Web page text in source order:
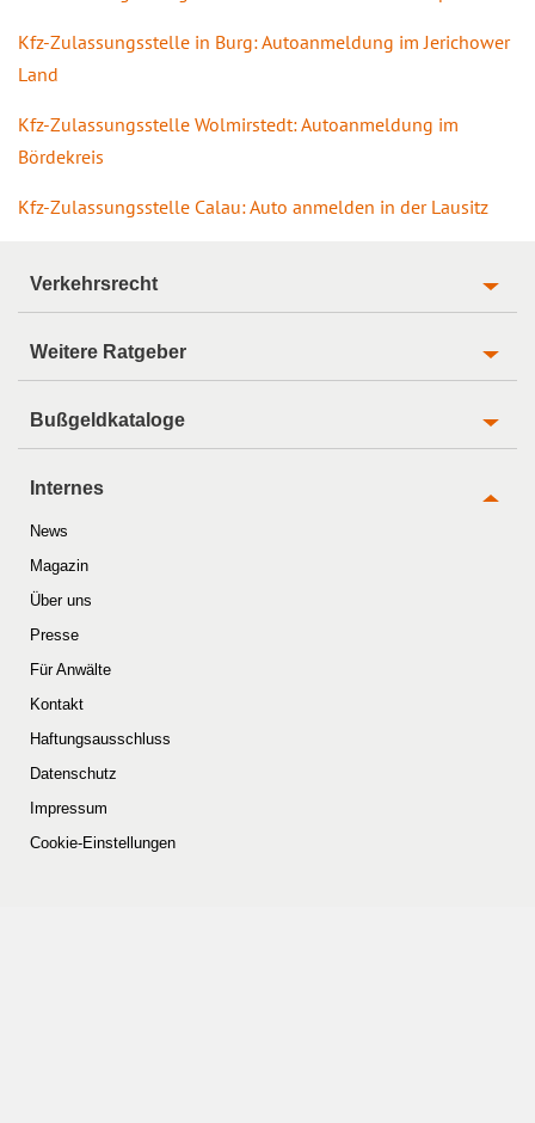
Kfz-Zulassungsstelle in Burg: Autoanmeldung im Jerichower
Land
Kfz-Zulassungsstelle Wolmirstedt: Autoanmeldung im
Bördekreis
Kfz-Zulassungsstelle Calau: Auto anmelden in der Lausitz
Verkehrsrecht
Weitere Ratgeber
Bußgeldkataloge
Internes
News
Magazin
Über uns
Presse
Für Anwälte
Kontakt
Haftungsausschluss
Datenschutz
Impressum
Cookie-Einstellungen